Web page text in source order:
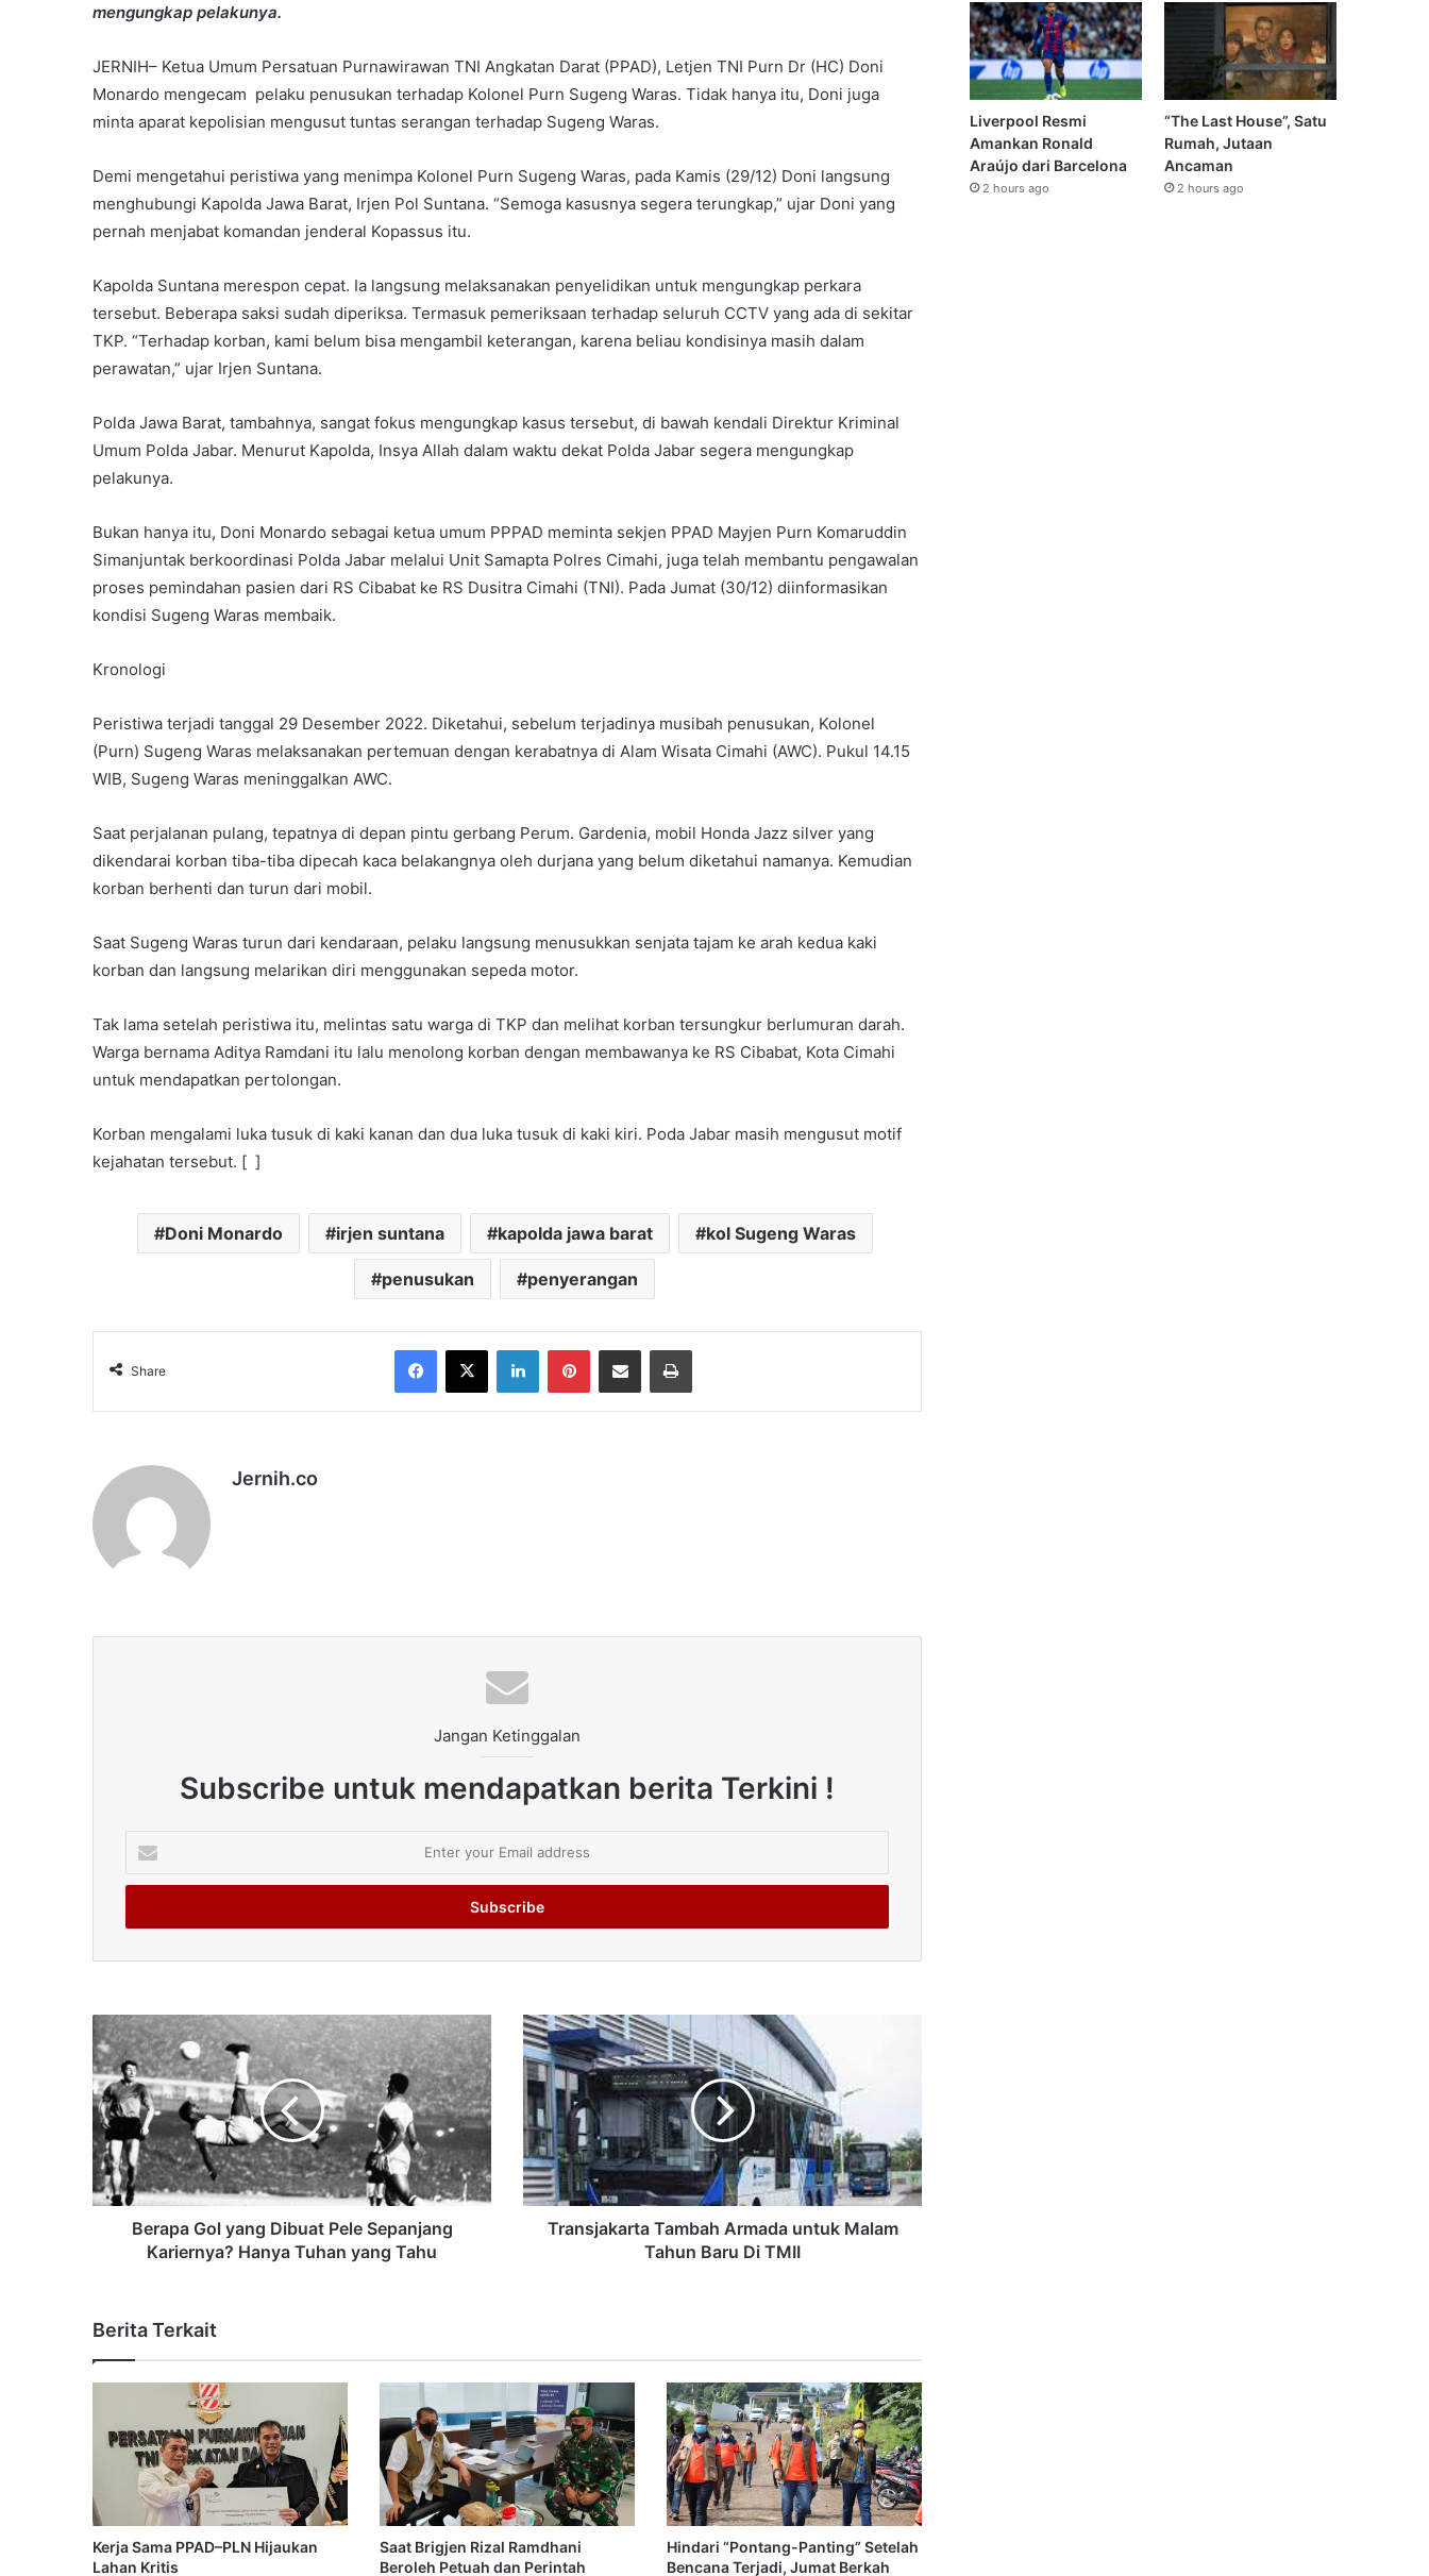
mengungkap pelakunya.
JERNIH– Ketua Umum Persatuan Purnawirawan TNI Angkatan Darat (PPAD), Letjen TNI Purn Dr (HC) Doni
Monardo mengecam pelaku penusukan terhadap Kolonel Purn Sugeng Waras. Tidak hanya itu, Doni juga
minta aparat kepolisian mengusut tuntas serangan terhadap Sugeng Waras.
Demi mengetahui peristiwa yang menimpa Kolonel Purn Sugeng Waras, pada Kamis (29/12) Doni langsung
menghubungi Kapolda Jawa Barat, Irjen Pol Suntana. “Semoga kasusnya segera terungkap,” ujar Doni yang
pernah menjabat komandan jenderal Kopassus itu.
Kapolda Suntana merespon cepat. Ia langsung melaksanakan penyelidikan untuk mengungkap perkara
tersebut. Beberapa saksi sudah diperiksa. Termasuk pemeriksaan terhadap seluruh CCTV yang ada di sekitar
TKP. “Terhadap korban, kami belum bisa mengambil keterangan, karena beliau kondisinya masih dalam
perawatan,” ujar Irjen Suntana.
Polda Jawa Barat, tambahnya, sangat fokus mengungkap kasus tersebut, di bawah kendali Direktur Kriminal
Umum Polda Jabar. Menurut Kapolda, Insya Allah dalam waktu dekat Polda Jabar segera mengungkap
pelakunya.
Bukan hanya itu, Doni Monardo sebagai ketua umum PPPAD meminta sekjen PPAD Mayjen Purn Komaruddin
Simanjuntak berkoordinasi Polda Jabar melalui Unit Samapta Polres Cimahi, juga telah membantu pengawalan
proses pemindahan pasien dari RS Cibabat ke RS Dusitra Cimahi (TNI). Pada Jumat (30/12) diinformasikan
kondisi Sugeng Waras membaik.
Kronologi
Peristiwa terjadi tanggal 29 Desember 2022. Diketahui, sebelum terjadinya musibah penusukan, Kolonel
(Purn) Sugeng Waras melaksanakan pertemuan dengan kerabatnya di Alam Wisata Cimahi (AWC). Pukul 14.15
WIB, Sugeng Waras meninggalkan AWC.
Saat perjalanan pulang, tepatnya di depan pintu gerbang Perum. Gardenia, mobil Honda Jazz silver yang
dikendarai korban tiba-tiba dipecah kaca belakangnya oleh durjana yang belum diketahui namanya. Kemudian
korban berhenti dan turun dari mobil.
Saat Sugeng Waras turun dari kendaraan, pelaku langsung menusukkan senjata tajam ke arah kedua kaki
korban dan langsung melarikan diri menggunakan sepeda motor.
Tak lama setelah peristiwa itu, melintas satu warga di TKP dan melihat korban tersungkur berlumuran darah.
Warga bernama Aditya Ramdani itu lalu menolong korban dengan membawanya ke RS Cibabat, Kota Cimahi
untuk mendapatkan pertolongan.
Korban mengalami luka tusuk di kaki kanan dan dua luka tusuk di kaki kiri. Poda Jabar masih mengusut motif
kejahatan tersebut. [ ]
Doni Monardo irjen suntana kapolda jawa barat kol Sugeng Waras
penusukan penyerangan
Share
Facebook
X LinkedInPinterestShare via Email Print
Jernih.co
Jangan Ketinggalan
Subscribe untuk mendapatkan berita Terkini !
your
Email
Berapa Gol yang Dibuat Pele Sepanjang
Kariernya? Hanya Tuhan yang Tahu
Transjakarta Tambah Armada untuk Malam
Tahun Baru Di TMII
Berita Terkait
Kerja Sama PPAD–PLN Hijaukan
Lahan Kritis
Saat Brigjen Rizal Ramdhani
Beroleh Petuah dan Perintah
Hindari “Pontang-Panting” Setelah
Bencana Terjadi, Jumat Berkah
Liverpool Resmi
Amankan Ronald
Araújo dari Barcelona
2 hours ago
“The Last House”, Satu
Rumah, Jutaan
Ancaman
2 hours ago